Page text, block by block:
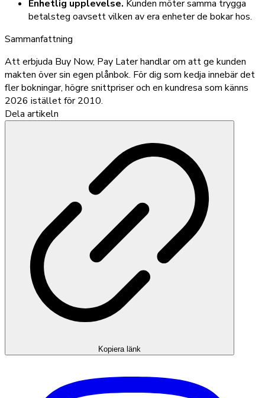
Enhetlig upplevelse. Kunden möter samma trygga
betalsteg oavsett vilken av era enheter de bokar hos.
Sammanfattning
Att erbjuda Buy Now, Pay Later handlar om att ge kunden
makten över sin egen plånbok. För dig som kedja innebär det
fler bokningar, högre snittpriser och en kundresa som känns
2026 istället för 2010.
Dela artikeln
Kopiera länk